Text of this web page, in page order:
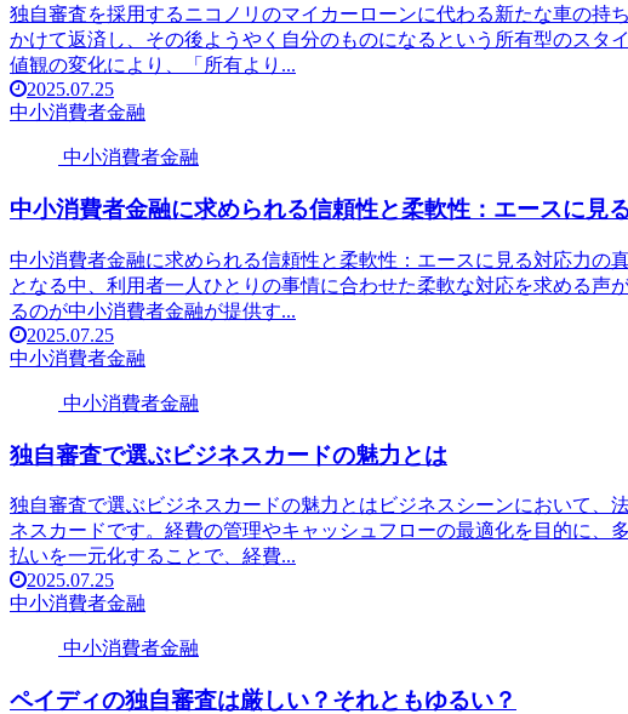
独自審査を採用するニコノリのマイカーローンに代わる新たな車の持
かけて返済し、その後ようやく自分のものになるという所有型のスタ
値観の変化により、「所有より...
2025.07.25
中小消費者金融
中小消費者金融
中小消費者金融に求められる信頼性と柔軟性：エースに見
中小消費者金融に求められる信頼性と柔軟性：エースに見る対応力の
となる中、利用者一人ひとりの事情に合わせた柔軟な対応を求める声
るのが中小消費者金融が提供す...
2025.07.25
中小消費者金融
中小消費者金融
独自審査で選ぶビジネスカードの魅力とは
独自審査で選ぶビジネスカードの魅力とはビジネスシーンにおいて、
ネスカードです。経費の管理やキャッシュフローの最適化を目的に、
払いを一元化することで、経費...
2025.07.25
中小消費者金融
中小消費者金融
ペイディの独自審査は厳しい？それともゆるい？